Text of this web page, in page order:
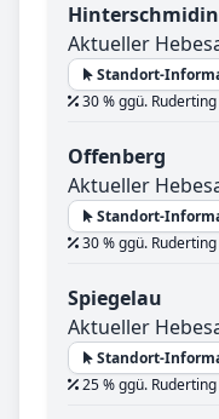
Aktueller
Standort-
30 % ggü.
Offenberg
Aktueller
Standort-
30 % ggü.
Spiegelau
Aktueller
Standort-
25 % ggü.